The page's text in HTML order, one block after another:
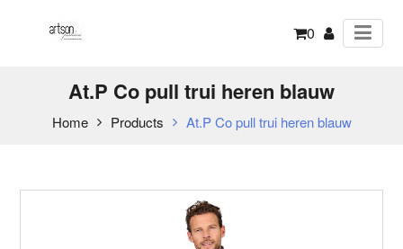
0
At.P Co pull trui heren blauw
Home Products At.P Co pull trui heren blauw